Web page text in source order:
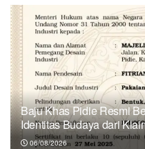
Baju Khas Pidie Resmi
Identitas Budaya dari
06/08/2026